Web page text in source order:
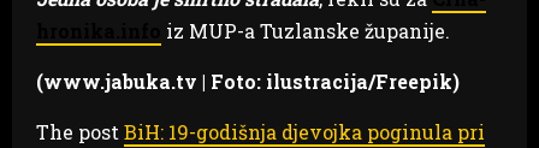
iz MUP-a Tuzlanske županije.
(www.jabuka.tv | Foto: ilustracija/Freepik)
The post BiH: 19-godišnja djevojka poginula pri